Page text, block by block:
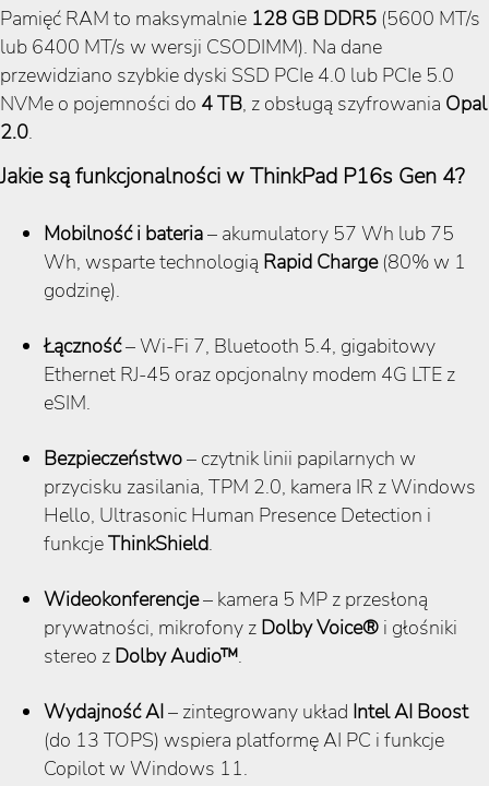
Pamięć RAM to maksymalnie 128 GB DDR5 (5600 MT/s
lub 6400 MT/s w wersji CSODIMM). Na dane
przewidziano szybkie dyski SSD PCIe 4.0 lub PCIe 5.0
NVMe o pojemności do 4TB, z obsługą szyfrowania Opal
2.0.
Jakie są funkcjonalności w ThinkPad P16s Gen 4?
Mobilność i bateria– akumulatory 57 Wh lub 75
Wh, wsparte technologią Rapid Charge(80% w 1
godzinę).
Łączność– Wi-Fi 7, Bluetooth 5.4, gigabitowy
Ethernet RJ-45 oraz opcjonalny modem 4G LTE z
eSIM.
Bezpieczeństwo– czytnik linii papilarnych w
przycisku zasilania, TPM 2.0, kamera IR z Windows
Hello, Ultrasonic Human Presence Detection i
funkcjeThinkShield.
Wideokonferencje– kamera 5 MP z przesłoną
prywatności, mikrofony z Dolby Voice® i głośniki
stereo z Dolby Audio™.
Wydajność AI– zintegrowany układ Intel AI Boost
(do 13 TOPS) wspiera platformę AI PC i funkcje
Copilot w Windows 11.